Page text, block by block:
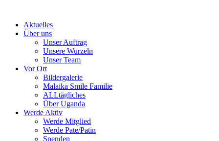
contentAktuelles
Über uns
Unser Auftrag
Unsere Wurzeln
Unser Team
Vor Ort
Bildergalerie
Malaika Smile Familie
ALLtägliches
Über Uganda
Werde Aktiv
Werde Mitglied
Werde Pate/Patin
Spenden